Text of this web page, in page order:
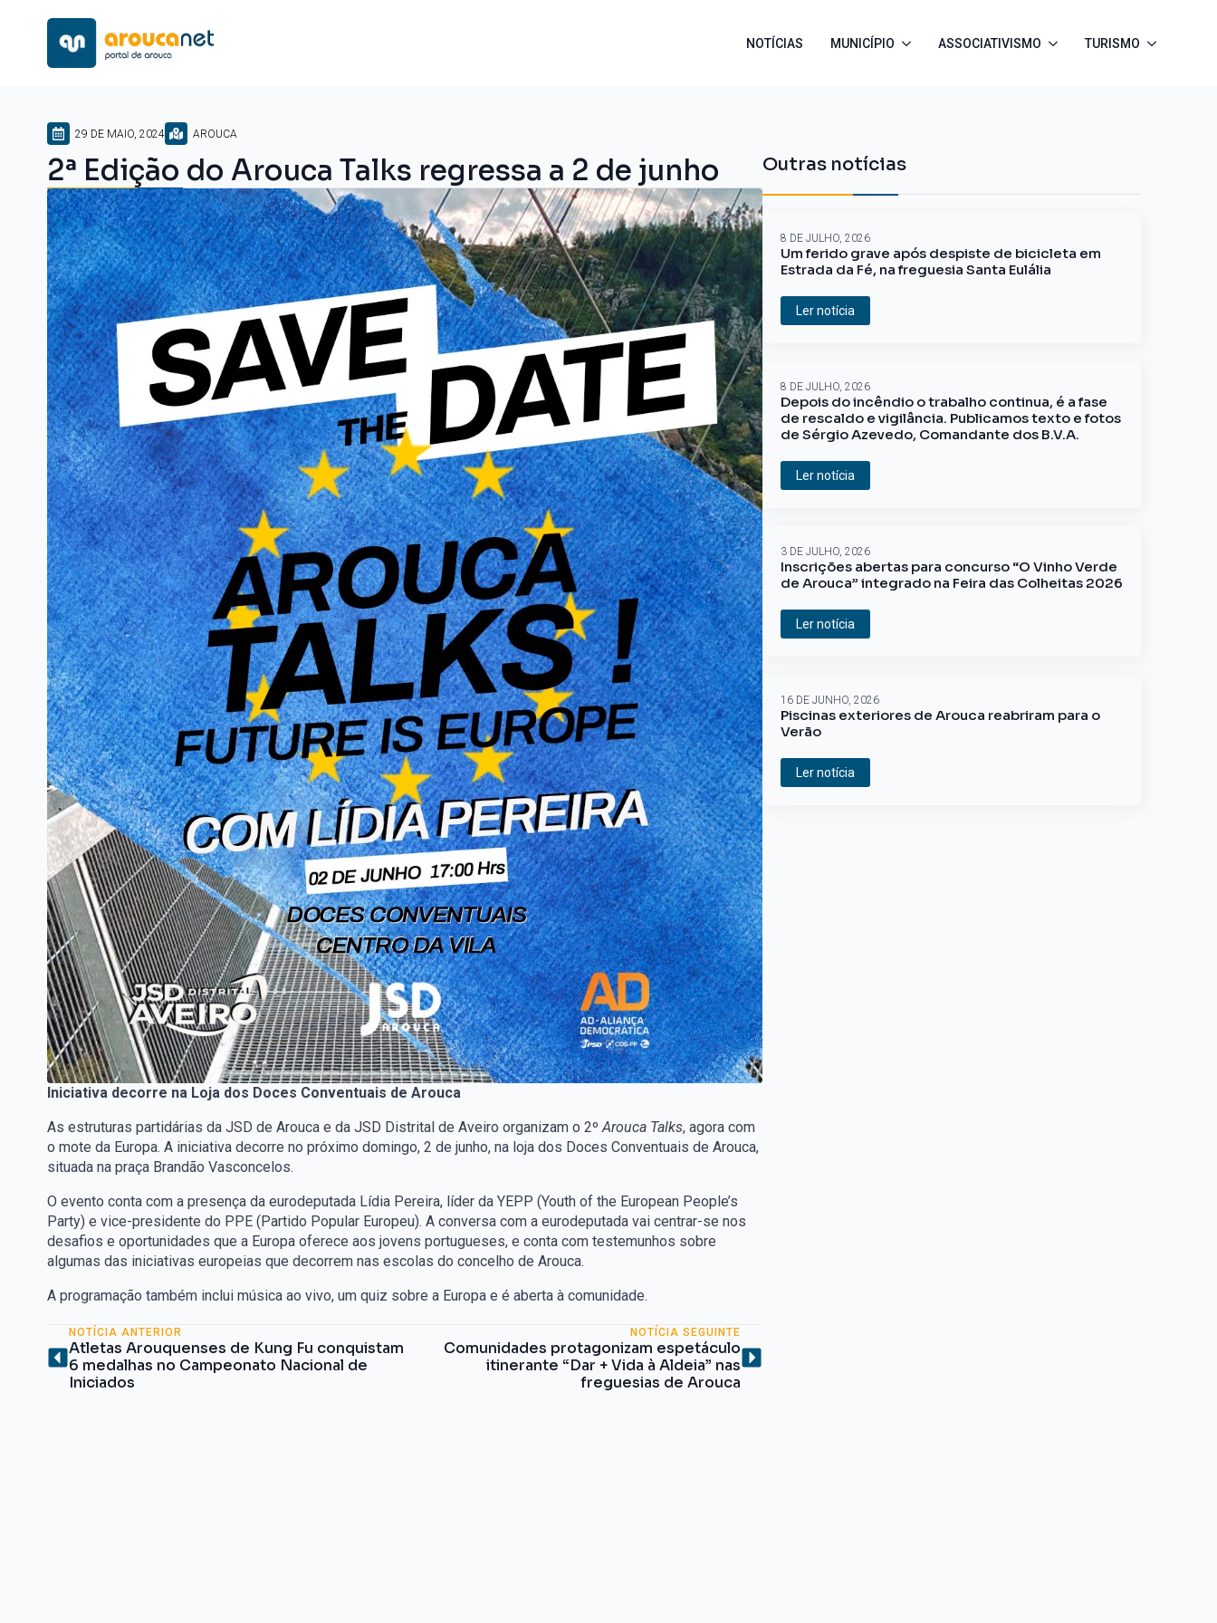
NOTÍCIAS MUNICÍPIO ASSOCIATIVISMO TURISMO
29 DE MAIO, 2024 AROUCA
2ª Edição do Arouca Talks regressa a 2 de junho
Iniciativa decorre na Loja dos Doces Conventuais de Arouca
As estruturas partidárias da JSD de Arouca e da JSD Distrital de Aveiro organizam o 2º Arouca Talks, agora com
o mote da Europa. A iniciativa decorre no próximo domingo, 2 de junho, na loja dos Doces Conventuais de Arouca,
situada na praça Brandão Vasconcelos.
O evento conta com a presença da eurodeputada Lídia Pereira, líder da YEPP (Youth of the European People’s
Party) e vice-presidente do PPE (Partido Popular Europeu). A conversa com a eurodeputada vai centrar-se nos
desafios e oportunidades que a Europa oferece aos jovens portugueses, e conta com testemunhos sobre
algumas das iniciativas europeias que decorrem nas escolas do concelho de Arouca.
A programação também inclui música ao vivo, um quiz sobre a Europa e é aberta à comunidade.
NOTÍCIA ANTERIOR
Atletas Arouquenses de Kung Fu conquistam
6 medalhas no Campeonato Nacional de
Iniciados
NOTÍCIA SEGUINTE
Comunidades protagonizam espetáculo
itinerante “Dar + Vida à Aldeia” nas
freguesias de Arouca
Outras notícias
Um ferido grave após despiste de bicicleta em
Estrada da Fé, na freguesia Santa Eulália
8 DE JULHO, 2026
Ler notícia
Depois do incêndio o trabalho continua, é a fase
de rescaldo e vigilância. Publicamos texto e fotos
de Sérgio Azevedo, Comandante dos B.V.A.
8 DE JULHO, 2026
Ler notícia
Inscrições abertas para concurso “O Vinho Verde
de Arouca” integrado na Feira das Colheitas 2026
3 DE JULHO, 2026
Ler notícia
Piscinas exteriores de Arouca reabriram para o
Verão
16 DE JUNHO, 2026
Ler notícia